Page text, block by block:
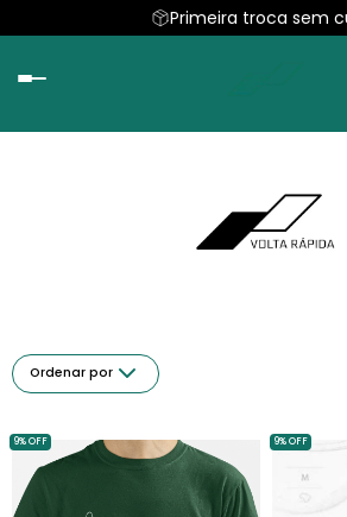
Primeira troca sem
Ordenar por
9% OFF 9% OFF